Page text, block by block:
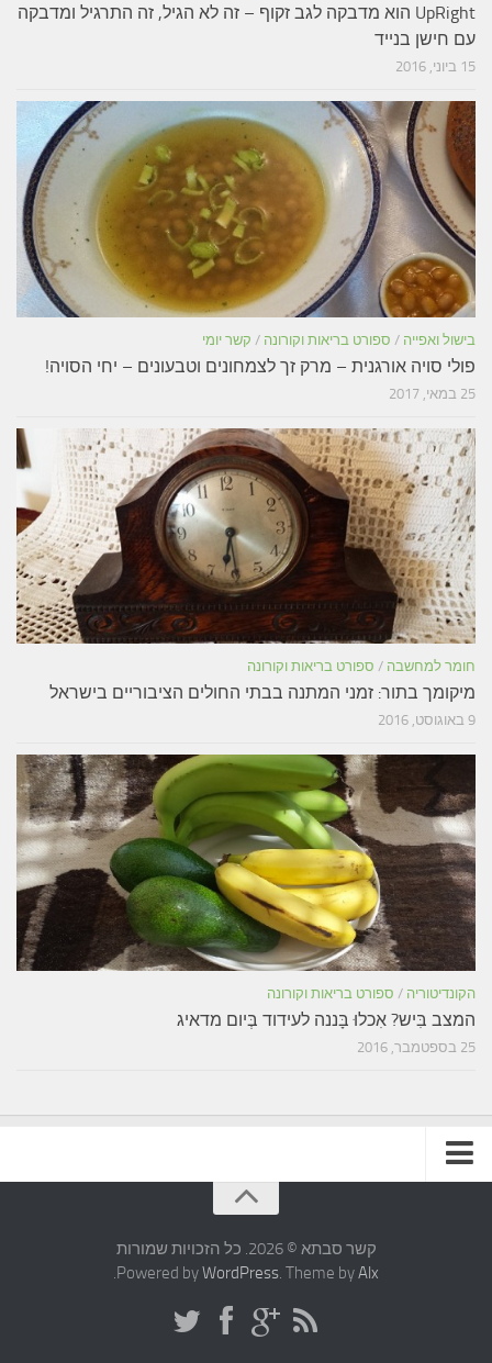
UpRight הוא מדבקה לגב זקוף – זה לא הגיל, זה התרגיל ומדבקה
עם חישן בנייד
15 ביוני, 2016
בישול ואפייה / ספורט בריאות וקורונה / קשר יומי
פולי סויה אורגנית – מרק זך לצמחונים וטבעונים – יחי הסויה!
25 במאי, 2017
חומר למחשבה / ספורט בריאות וקורונה
מיקומך בתור: זמני המתנה בבתי החולים הציבוריים בישראל
9 באוגוסט, 2016
הקונדיטוריה / ספורט בריאות וקורונה
המצב בִּיש? אִכלוּ בָּננה לעידוד בְּיום מדאיג
25 בספטמבר, 2016
קשר סבתא © 2026. כל הזכויות שמורות
Powered byWordPress. Theme byAlx
.